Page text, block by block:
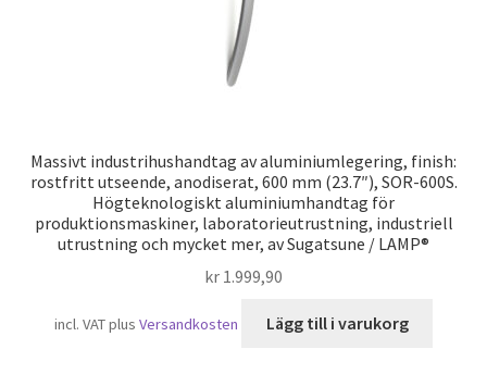
Massivt industrihushandtag av aluminiumlegering, finish:
rostfritt utseende, anodiserat, 600 mm (23.7″), SOR-600S.
Högteknologiskt aluminiumhandtag för
produktionsmaskiner, laboratorieutrustning, industriell
utrustning och mycket mer, av Sugatsune / LAMP®
kr 1.999,90
incl. VATplus Versandkosten Lägg till i varukorg